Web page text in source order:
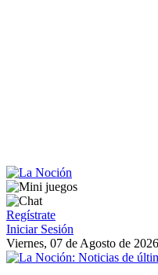
Regístrate
Iniciar Sesión
Viernes, 07 de Agosto de